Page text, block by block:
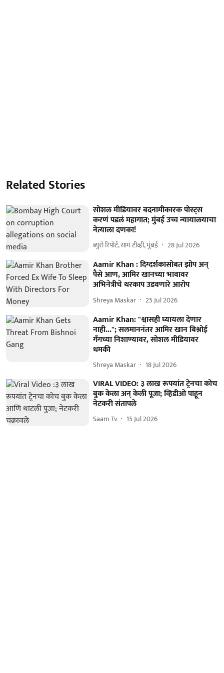
Related Stories
सोशल मीडियावर बदनामीकारक पोस्ट्स
करणं पडलं महागात; मुंबई उच्च न्यायालयाचा
नेत्याला दणका!
ब्युरो रिपोर्ट, साम टीव्ही, मुंबई 28 Jul 2026
Aamir Khan : दिग्दर्शकासोबत झोप अन्
पैसे आण, आमिर खानच्या भावावर
अभिनेत्रीचे थरकाप उडवणारे आरोप
Shreya Maskar 25 Jul 2026
Aamir Khan: "श्वासही घ्यायला देणार
नाही..."; सलमाननंतर आमिर खान बिश्नोई
गँगच्या निशाण्यावर, सोशल मीडियावर
धमकी
Shreya Maskar 18 Jul 2026
VIRAL VIDEO: ३ लाख रूपयांत ट्रेनचा कोच
बुक केला अन् केली पूजा; व्हिडीओ पाहून
नेटकरी संतापले
Saam Tv 15 Jul 2026